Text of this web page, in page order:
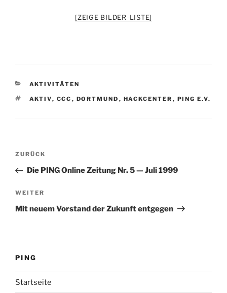
[ZEIGE BILDER-LISTE]
KATEGORIEN
AKTIVITÄTEN
SCHLAGWÖRTER
AKTIV, CCC , DORTMUND , HACKCENTER , PING E.V.
Beitragsnavigation
Vorheriger
Beitrag
ZURÜCK
Die PING Online Zeitung Nr. 5 — Juli 1999
Nächster
Beitrag
WEITER
Mit neuem Vorstand der Zukunft entgegen
PING
Startseite